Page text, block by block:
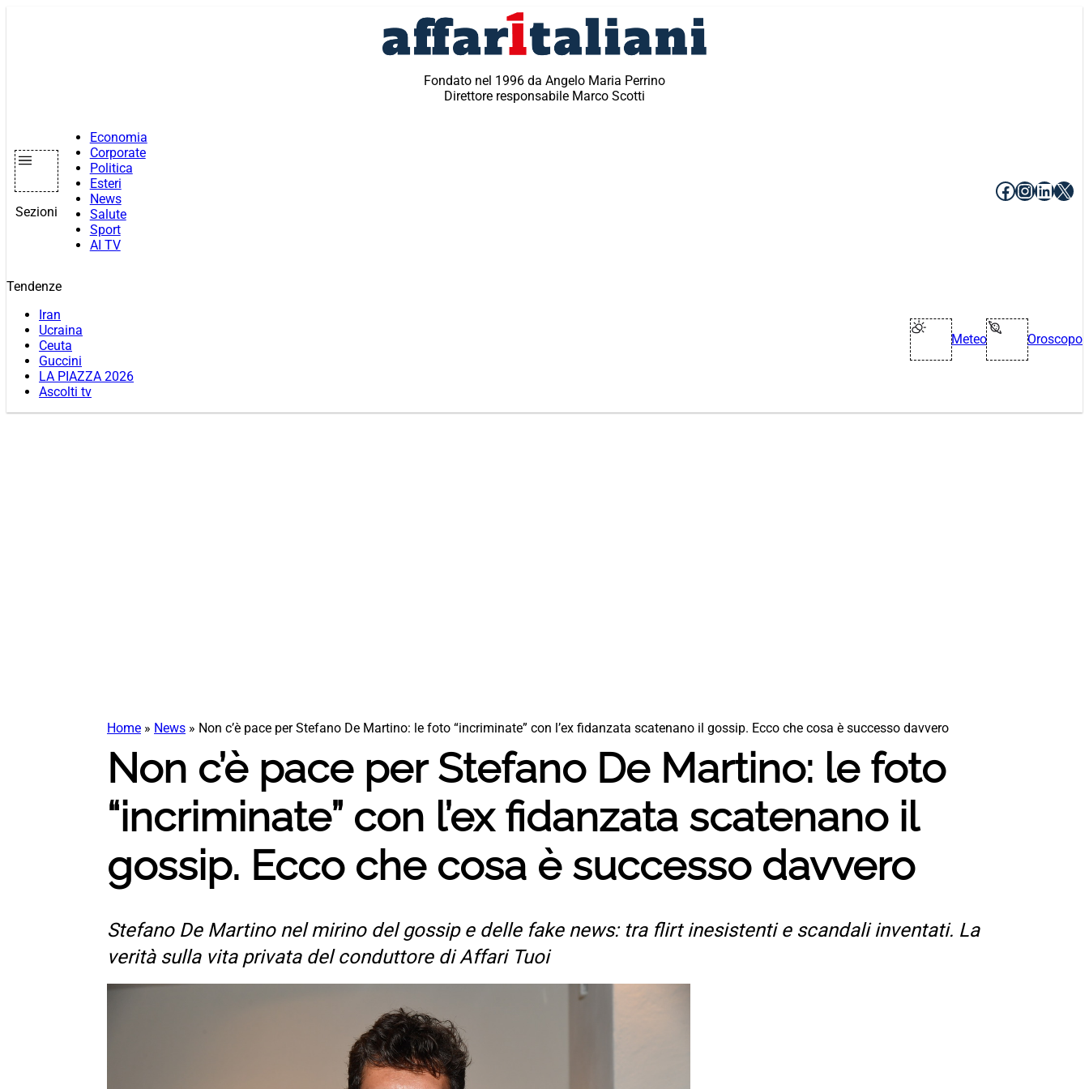
Fondato nel 1996 da Angelo Maria Perrino
Direttore responsabile Marco Scotti
Sezioni
Economia
Corporate
Politica
Esteri
News
Salute
Sport
AI TV
Facebook
X
Tendenze
Iran
Ucraina
Ceuta
Guccini
LA PIAZZA 2026
Ascolti tv
Meteo Oroscopo
Home » News » Non c’è pace per Stefano De Martino: le foto “incriminate” con l’ex fidanzata scatenano il gossip. Ecco che cosa è successo davvero
Non c’è pace per Stefano De Martino: le foto
“incriminate” con l’ex fidanzata scatenano il
gossip. Ecco che cosa è successo davvero
Stefano De Martino nel mirino del gossip e delle fake news: tra flirt inesistenti e scandali inventati. La
verità sulla vita privata del conduttore di Affari Tuoi